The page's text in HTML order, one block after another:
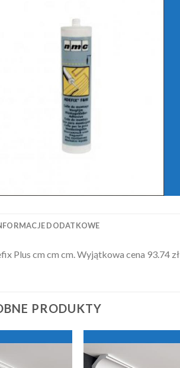
DODATKOWE
Plus cm cm cm. Wyjątkowa cena 93.74
PRODUKTY